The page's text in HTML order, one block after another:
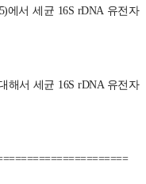
에서 세균 16S rDNA 유전자
해서 세균 16S rDNA 유전자